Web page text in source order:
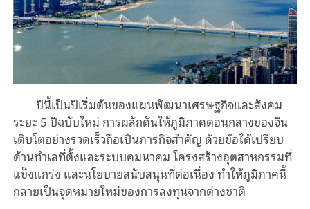
ปีนี้เป็นปีเริ่มต้นของแผนพัฒนาเศรษฐกิจและสังคม
ระยะ 5 ปีฉบับใหม่ การผลักดันให้ภูมิภาคตอนกลางของจีน
เติบโตอย่างรวดเร็วถือเป็นภารกิจสำคัญ ด้วยข้อได้เปรียบ
ด้านทำเลที่ตั้งและระบบคมนาคม โครงสร้างอุตสาหกรรมที่
แข็งแกร่ง และนโยบายสนับสนุนที่ต่อเนื่อง ทำให้ภูมิภาคนี้
กลายเป็นจุดหมายใหม่ของการลงทุนจากต่างชาติ